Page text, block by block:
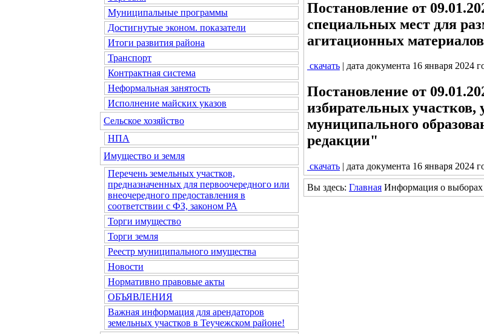
Муниципальные программы
Достигнутые эконом. показатели
Итоги развития района
Транспорт
Контрактная система
Неформальная занятость
Исполнение майских указов
Сельское хозяйство
НПА
Имущество и земля
Перечень земельных участков,
предназначенных для первоочередного или
внеочередного предоставления в
соответствии с ФЗ, законом РА
Торги имущество
Торги земля
Реестр муниципального имущества
Новости
Нормативно правовые акты
ОБЪЯВЛЕНИЯ
Важная информация для арендаторов
земельных участков в Теучежском районе!
Постановление от
специальных мест для
агитационных
скачать | дата документа 16 января 2024
Постановление от
избирательных участков,
муниципального
редакции"
скачать | дата документа 16 января 2024
Вы здесь: Главная Информация о выборах